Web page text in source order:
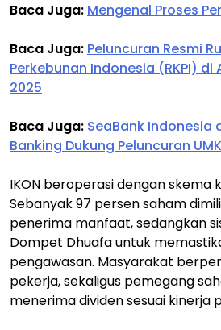
Baca Juga: Mengenal Proses
Baca Juga: Peluncuran Resmi
Perkebunan Indonesia (RKPI) di
2025
Baca Juga: SeaBank Indonesia
Banking Dukung Peluncuran
IKON beroperasi dengan skema
Sebanyak 97 persen saham
penerima manfaat, sedangkan
Dompet Dhuafa untuk
pengawasan. Masyarakat
pekerja, sekaligus pemegang
menerima dividen sesuai kinerja